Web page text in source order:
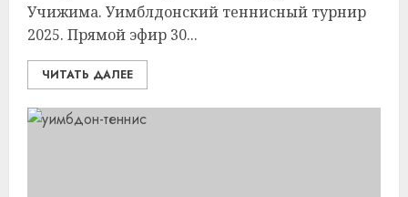
Учижима. Уимблдонский теннисный турнир
2025. Прямой эфир 30...
ЧИТАТЬ ДАЛЕЕ